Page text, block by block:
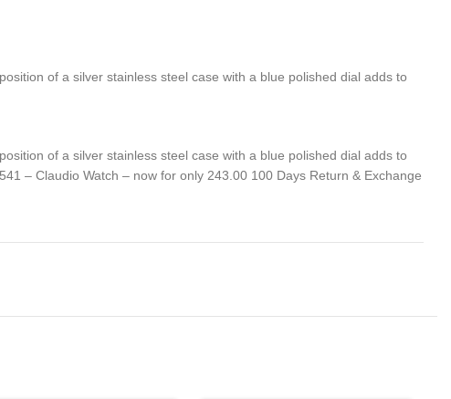
of a silver stainless steel case with a blue polished dial adds to
of a silver stainless steel case with a blue polished dial adds to
– Claudio Watch – now for only 243.00 100 Days Return & Exchange